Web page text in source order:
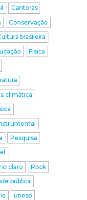
Cantoras
Conservação
brasileira
Física
climática
Pesquisa
claro
Rock
pública
unesp